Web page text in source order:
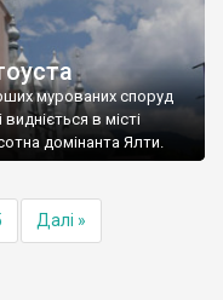
мурованих споруд
в місті
домінанта Ялти.
Далі »